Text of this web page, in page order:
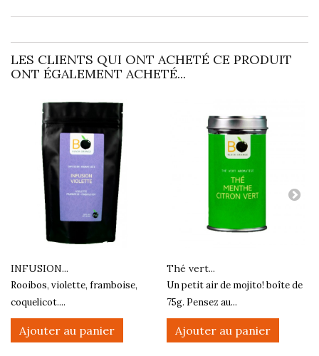
LES CLIENTS QUI ONT ACHETÉ CE PRODUIT
ONT ÉGALEMENT ACHETÉ...
INFUSION...
Rooibos, violette, framboise,
coquelicot....
Ajouter au panier
Thé vert...
Un petit air de mojito! boîte de
75g. Pensez au...
Ajouter au panier